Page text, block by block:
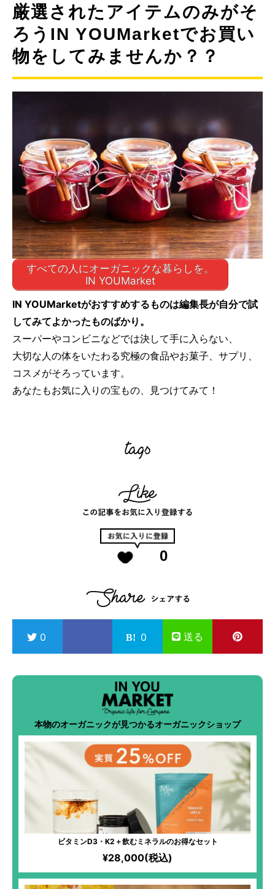
厳選されたアイテムのみがそ
ろうIN YOUMarketでお買い
物をしてみませんか？？
すべての人にオーガニックな暮らしを。
IN YOUMarket
IN YOUMarketがおすすめするものは編集長が自分で試
してみてよかったものばかり。
スーパーやコンビニなどでは決して手に入らない、
大切な人の体をいたわる究極の食品やお菓子、サプリ、
コスメがそろっています。
あなたもお気に入りの宝もの、見つけてみて！
0
0 0 送る
本物のオーガニックが見つかるオーガニックショップ
ビタミンD3・K2＋飲むミネラルのお得なセット
¥28,000(税込)